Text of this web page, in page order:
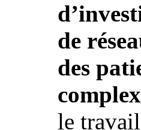
de
des
le